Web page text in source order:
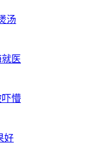
汤
医
吓懵
好